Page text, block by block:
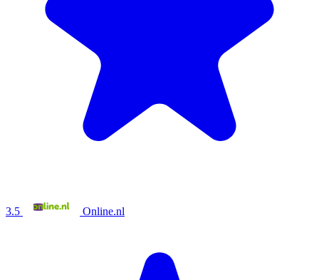
3.5 Online.nl